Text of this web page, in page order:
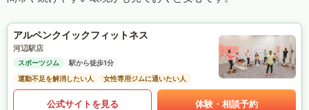
アルペンクイックフィットネス
河辺駅店
スポーツジム
駅から徒歩1分
運動不足を解消したい人
女性専用ジムに通いたい人
公式サイトを見る 体験・相談予約